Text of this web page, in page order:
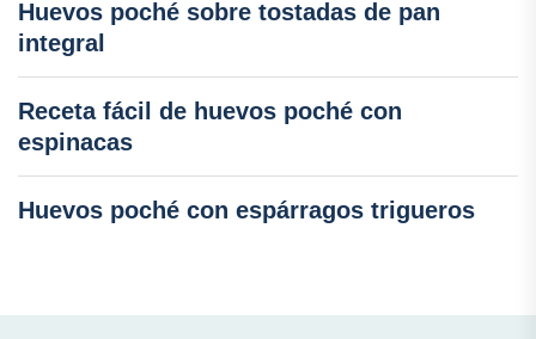
Huevos poché sobre tostadas de pan
integral
Receta fácil de huevos poché con
espinacas
Huevos poché con espárragos trigueros